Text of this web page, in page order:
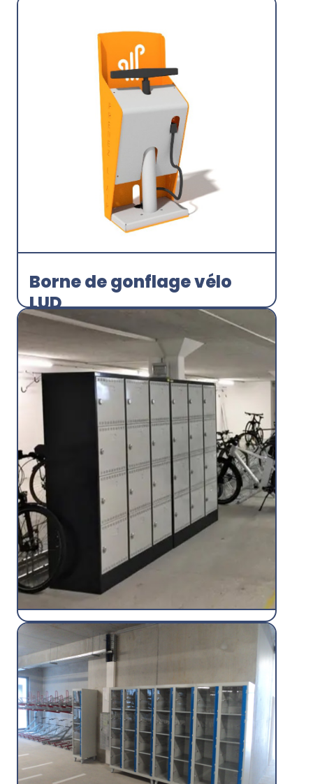
Découvrir
Borne de gonflage vélo
LUD
Station d'entretien/gonflage
Polymobyl
Découvrir
Armoire batterie vélo
électrique
Casiers
Advantice
Découvrir